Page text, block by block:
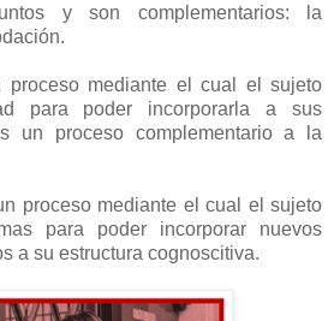
y son complementarios: la
proceso mediante el cual el sujeto
para poder incorporarla a sus
un proceso complementario a la
proceso mediante el cual el sujeto
para poder incorporar nuevos
a su estructura cognoscitiva.